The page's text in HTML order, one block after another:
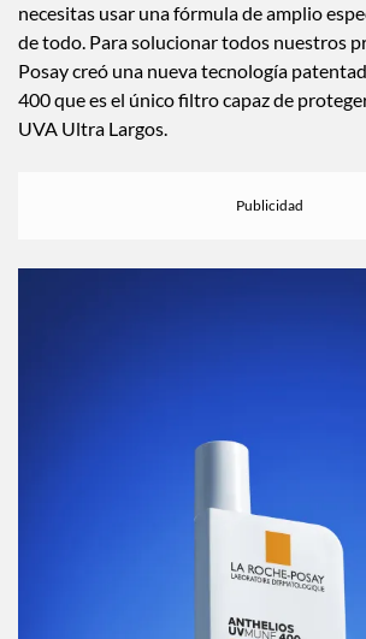
necesitas usar una fórmula de amplio
de todo. Para solucionar todos nuestros
Posay creó una nueva tecnología
400 que es el único filtro capaz de
UVA Ultra Largos.